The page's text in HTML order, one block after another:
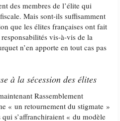
des membres de l’élite qui
Mais sont-ils suffisamment
que les élites françaises ont fait
vis-à-vis de la
n’en apporte en tout cas pas
à la sécession des élites
Rassemblement
« un retournement du stigmate »
s’affranchiraient « du modèle